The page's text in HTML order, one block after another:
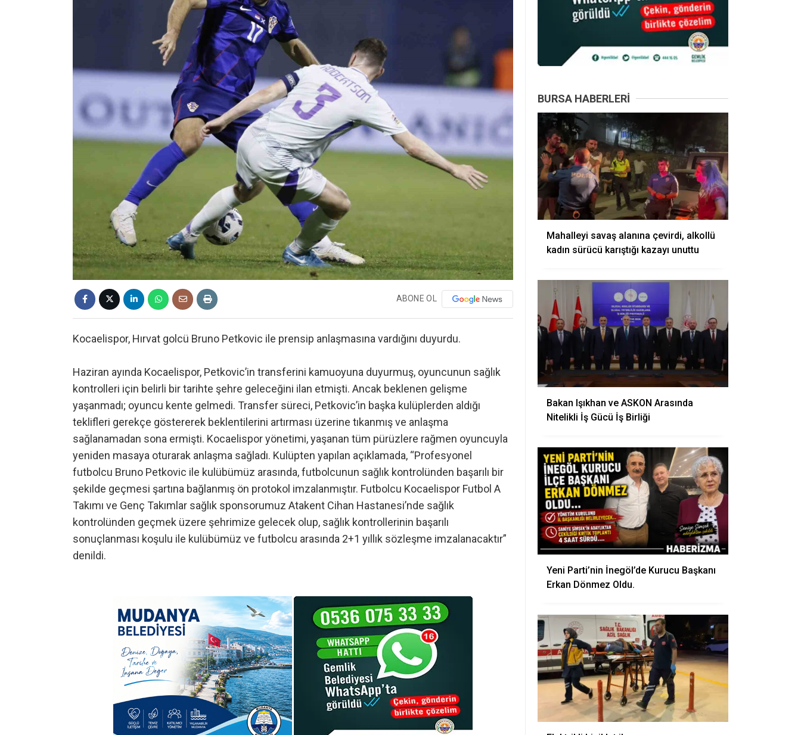
ABONE OL
Kocaelispor, Hırvat golcü Bruno Petkovic ile prensip anlaşmasına vardığını duyurdu.
Haziran ayında Kocaelispor, Petkovic’in transferini kamuoyuna duyurmuş, oyuncunun sağlık
kontrolleri için belirli bir tarihte şehre geleceğini ilan etmişti. Ancak beklenen gelişme
yaşanmadı; oyuncu kente gelmedi. Transfer süreci, Petkovic’in başka kulüplerden aldığı
teklifleri gerekçe göstererek beklentilerini artırması üzerine tıkanmış ve anlaşma
sağlanamadan sona ermişti. Kocaelispor yönetimi, yaşanan tüm pürüzlere rağmen oyuncuyla
yeniden masaya oturarak anlaşma sağladı. Kulüpten yapılan açıklamada, “Profesyonel
futbolcu Bruno Petkovic ile kulübümüz arasında, futbolcunun sağlık kontrolünden başarılı bir
şekilde geçmesi şartına bağlanmış ön protokol imzalanmıştır. Futbolcu Kocaelispor Futbol A
Takımı ve Genç Takımlar sağlık sponsorumuz Atakent Cihan Hastanesi’nde sağlık
kontrolünden geçmek üzere şehrimize gelecek olup, sağlık kontrollerinin başarılı
sonuçlanması koşulu ile kulübümüz ve futbolcu arasında 2+1 yıllık sözleşme imzalanacaktır”
denildi.
BURSA HABERLERI
Mahalleyi savaş alanına çevirdi, alkollü
kadın sürücü karıştığı kazayı unuttu
Bakan Işıkhan ve ASKON Arasında
Nitelikli İş Gücü İş Birliği
Yeni Parti’nin İnegöl’de Kurucu Başkanı
Erkan Dönmez Oldu.